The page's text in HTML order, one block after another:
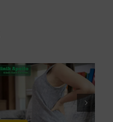
Penyebab
dan
Solusinya